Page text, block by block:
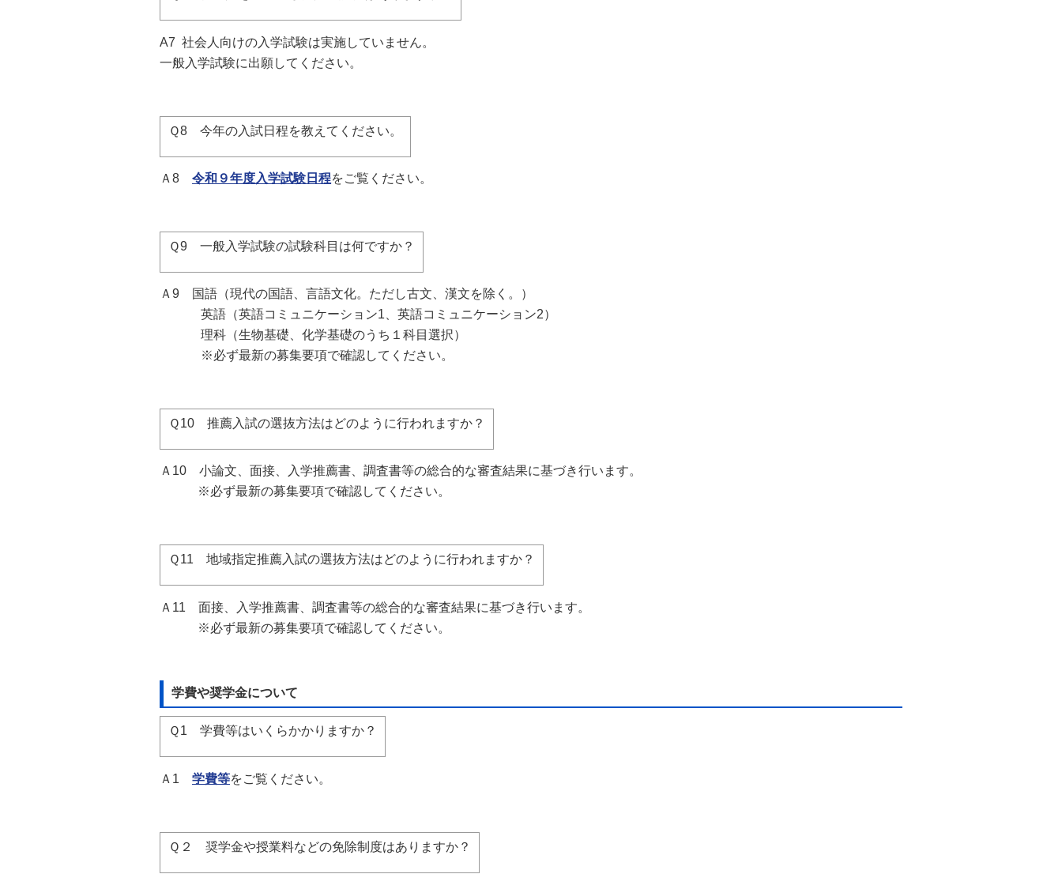
A7 社会人向けの入学試験は実施していません。
一般入学試験に出願してください。
Ｑ8 今年の入試日程を教えてください。
Ａ8 令和９年度入学試験日程をご覧ください。
Ｑ9 一般入学試験の試験科目は何ですか？
Ａ9 国語（現代の国語、言語文化。ただし古文、漢文を除く。）
英語（英語コミュニケーション1、英語コミュニケーション2）
理科（生物基礎、化学基礎のうち１科目選択）
※必ず最新の募集要項で確認してください。
Ｑ10 推薦入試の選抜方法はどのように行われますか？
Ａ10 小論文、面接、入学推薦書、調査書等の総合的な審査結果に基づき行います。
※必ず最新の募集要項で確認してください。
Ｑ11 地域指定推薦入試の選抜方法はどのように行われますか？
Ａ11
面接、入学推薦書、調査書等の総合的な審査結果に基づき行います。
※必ず最新の募集要項で確認してください。
学費や奨学金について
Ｑ1 学費等はいくらかかりますか？
Ａ1 学費等をご覧ください。
Ｑ２ 奨学金や授業料などの免除制度はありますか？